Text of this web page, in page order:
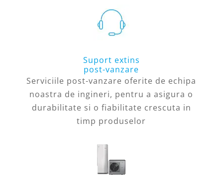
Suport extins
post-vanzare
Serviciile post-vanzare oferite de echipa
noastra de ingineri, pentru a asigura o
durabilitate si o fiabilitate crescuta in
timp produselor